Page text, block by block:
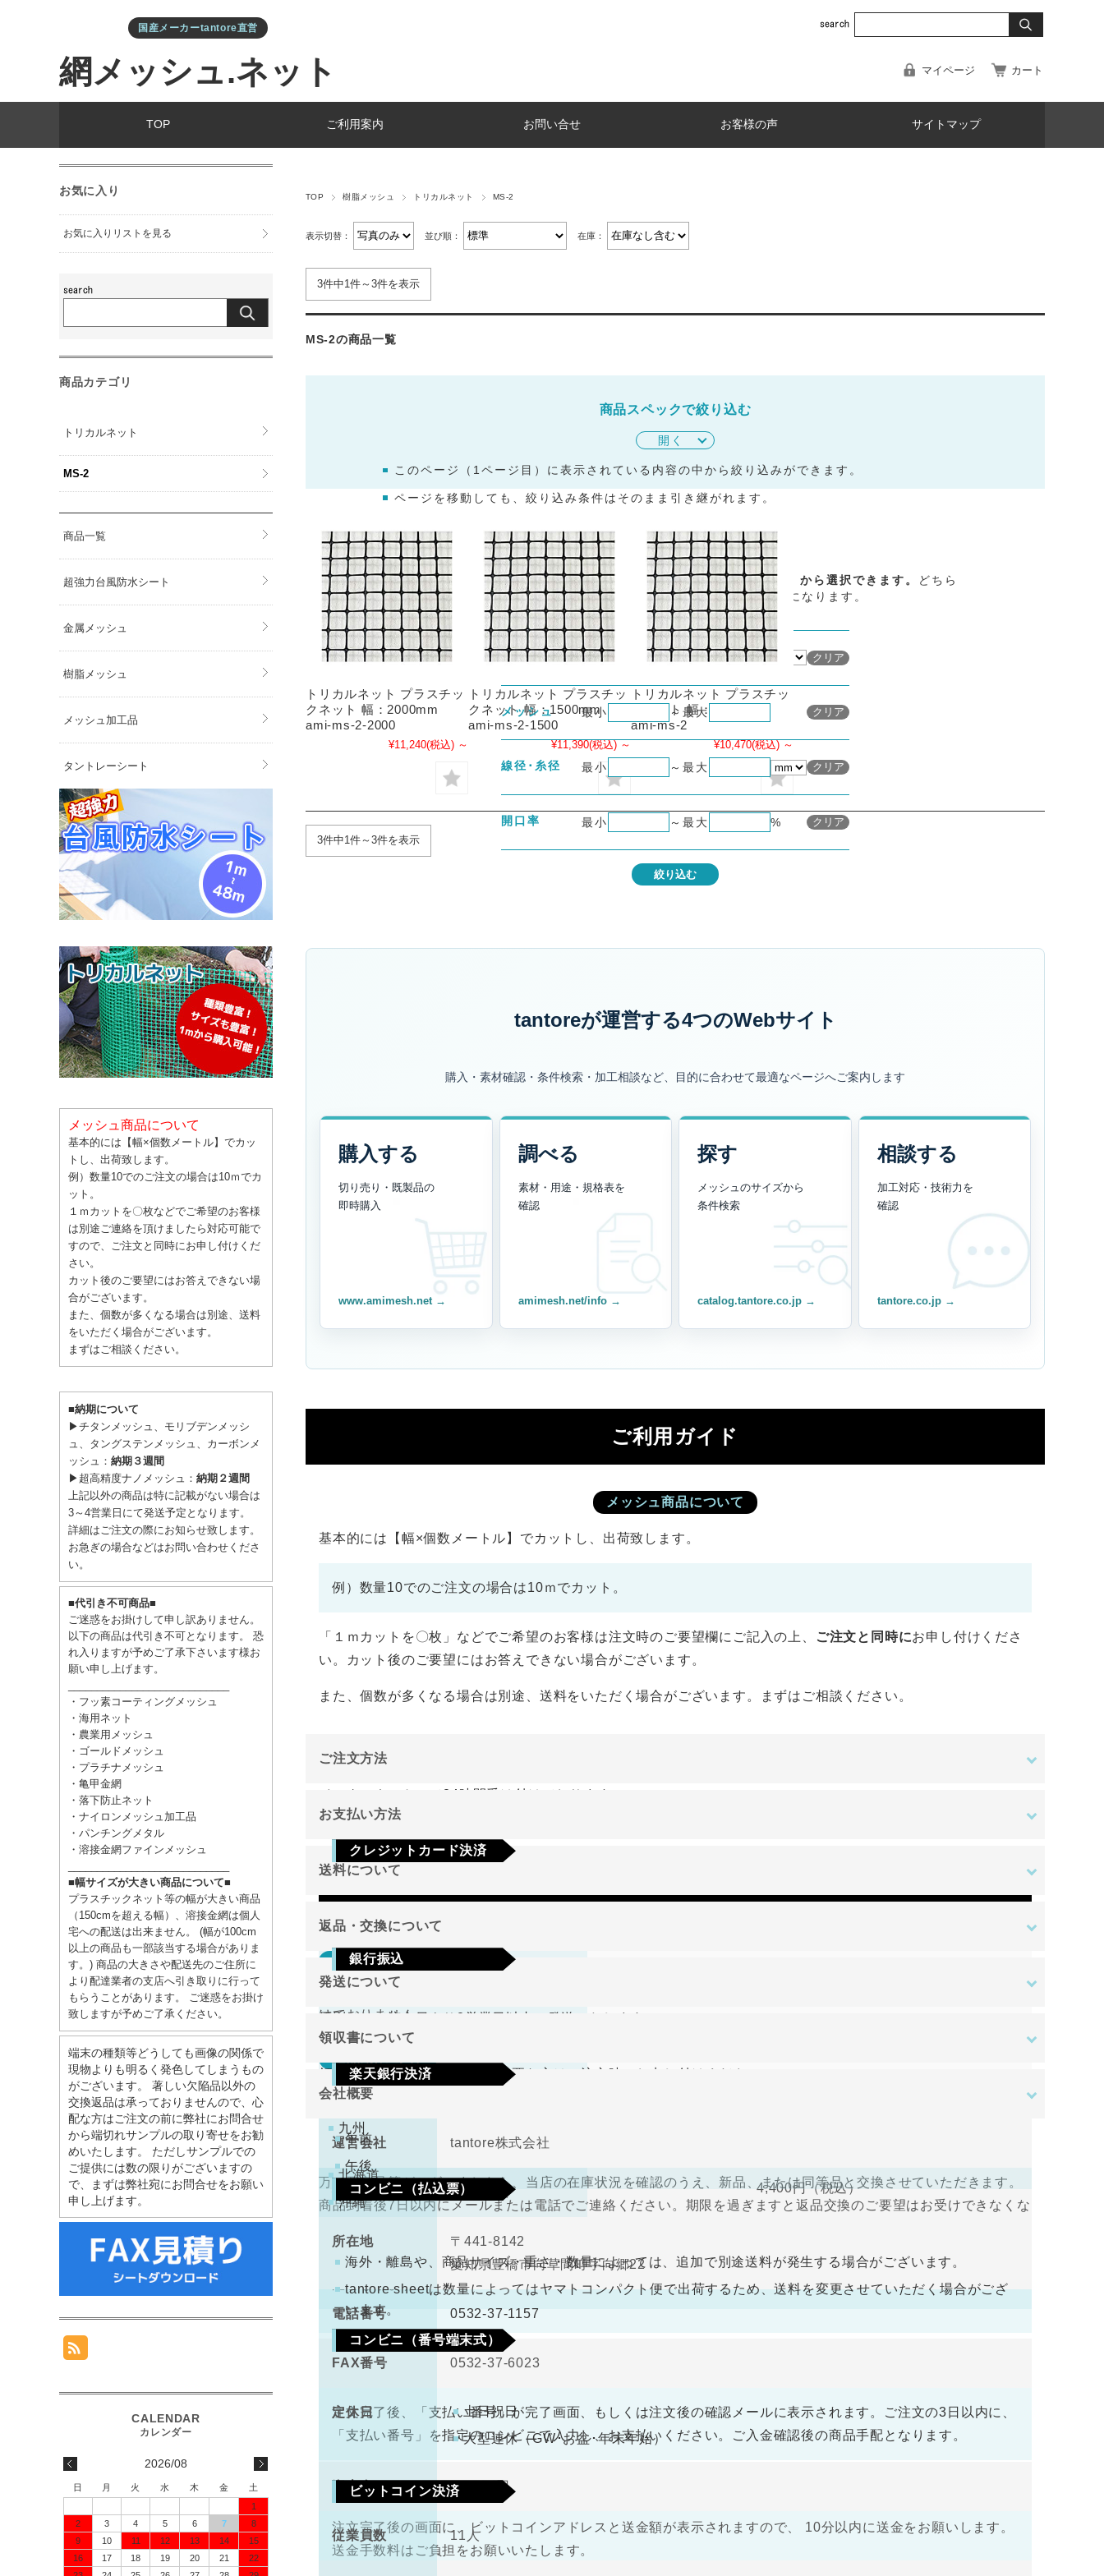
網メッシュ.ネット
国産メーカーtantore直営
マイページ カート
TOP ご利用案内 お問い合せ お客様の声 サイトマップ
TOP 樹脂メッシュ トリカルネット MS-2
表示切替： 並び順： 在庫：
3件中1件～3件を表示
MS-2の商品一覧
商品スペックで絞り込む
開く
このページ（ 1 ページ目）に表示されている内容の中から絞り込みができます。
ページを移動しても、絞り込み条件はそのまま引き継がれます。
「最大のみ」「最小のみ」片方のみの指定も可能です。
「目開き」や「線径･糸径」は、単位を プルダウンで「mm」「μm」から選択できます。
どちら
の単位で入力しても、自動的に換算され、両方の表記の商品が対象になります。
目開き 最小 ～最大 メッシュの絞り込み条件を
クリア
メッシュ 最小 ～ 最大 メッシュの絞り込み条件を
クリア
線径･糸径 最小 ～ 最大 メッシュの絞り込み条件を
クリア
開口率 最小 ～ 最大 % メッシュの絞り込み条件を
クリア
絞り込む
トリカルネット プラスチッ
クネット 幅：2000mm
ami-ms-2-2000
¥11,240(税込) ～
トリカルネット プラスチッ
クネット 幅：1500mm
ami-ms-2-1500
¥11,390(税込) ～
トリカルネット プラスチッ
クネット 幅：1000mm
ami-ms-2
¥10,470(税込) ～
3件中1件～3件を表示
tantoreが運営する4つのWebサイト
購入・素材確認・条件検索・加工相談など、目的に合わせて最適なページへご案内します
購入する
切り売り・既製品の
即時購入
www.amimesh.net →
調べる
素材・用途・規格表を
確認
amimesh.net/info →
探す
メッシュのサイズから
条件検索
catalog.tantore.co.jp →
相談する
加工対応・技術力を
確認
tantore.co.jp →
ご利用ガイド
メッシュ商品について
基本的には【幅×個数メートル】でカットし、出荷致します。
例）数量10でのご注文の場合は10ｍでカット。
「１ｍカットを〇枚」などでご希望のお客様は注文時のご要望欄にご記入の上、 ご注文と同時にお申し付けくださ
い。カット後のご要望にはお答えできない場合がございます。
また、個数が多くなる場合は別途、送料をいただく場合がございます。まずはご相談ください。
ご注文方法
インターネットにて24時間受け付けております。
お支払い方法
クレジットカード決済
Visa Mastercard JCB AMEX Diners
銀行振込
金確認後から4～5日営業日以内の商品手配となります。手数料はご負担をお願いいたします。
楽天銀行決済
ください。手数料はご負担をお願いいたします。
コンビニ（払込票）
コンビニ払込票が郵送で届きます。決済依頼日より6日以内にご入金をお願い致します。ご入金確認後の商品手
配となります。
コンビニ（番号端末式）
注文完了後、「支払い番号」が完了画面、もしくは注文後の確認メールに表示されます。ご注文の3日以内に、
「支払い番号」を指定のコンビニで入力し、お支払いください。ご入金確認後の商品手配となります。
ビットコイン決済
注文完了後の画面に、ビットコインアドレスと送金額が表示されますので、 10分以内に送金をお願いします。
送金手数料はご負担をお願いいたします。
送料について
地域
東北
関東
近畿
中国
四国
九州
北海道
沖縄
4,400円（税込）
海外・離島や、商品サイズ・重さ・数量によっては、追加で別途送料が発生する場合がございます。
tantore sheetは数量によってはヤマトコンパクト便で出荷するため、送料を変更させていただく場合がござ
います。
返品・交換について
返品期限･条件
切り売り商品やメーカー取り寄せ商品の場合、著しく商品に欠陥がある場合を除き、原則として返品交換を受け付
けておりません。
切り売り商品やメーカー取り寄せ商品の場合、著しく商品に欠陥がある場合を除き、原則として返品交換を受け付
不良品
万一不良品等がございましたら、当店の在庫状況を確認のうえ、新品、または同等品と交換させていただきます。
商品到着後7日以内にメールまたは電話でご連絡ください。期限を過ぎますと返品交換のご要望はお受けできなくな
発送について
原則として注文日より2営業日以内に発送いたします。
下記の選択肢からご希望の配送時間をご指定頂けます。
午前
午後
領収書について
領収書（納品書、請求書）が必要な方はご注文時にお申し付けください。
会社概要
運営会社 tantore株式会社
代表取締役 中河原 毅
所在地
〒441-8142
愛知県豊橋市向草間町字向郷22
電話番号 0532-37-1157
FAX番号 0532-37-6023
定休日
土日祝日
大型連休（GW･お盆･年末年始）
資本金 1000万円
従業員数 11人
お気に入り
お気に入りリストを見る
商品カテゴリ
トリカルネット
MS-2
商品一覧
超強力台風防水シート
金属メッシュ
樹脂メッシュ
メッシュ加工品
タントレーシート
メッシュ商品について
基本的には【幅×個数メートル】でカッ
トし、出荷致します。
例）数量10でのご注文の場合は10ｍでカ
ット。
１ｍカットを〇枚などでご希望のお客様
は別途ご連絡を頂けましたら対応可能で
すので、ご注文と同時にお申し付けくだ
さい。
カット後のご要望にはお答えできない場
合がございます。
また、個数が多くなる場合は別途、送料
をいただく場合がございます。
まずはご相談ください。
■納期について
▶チタンメッシュ、モリブデンメッシ
ュ、タングステンメッシュ、カーボンメ
ッシュ： 納期３週間
▶超高精度ナノメッシュ： 納期２週間
上記以外の商品は特に記載がない場合は
3～4営業日にて発送予定となります。
詳細はご注文の際にお知らせ致します。
お急ぎの場合などはお問い合わせくださ
い。
■代引き不可商品■
ご迷惑をお掛けして申し訳ありません。
以下の商品は代引き不可となります。 恐
れ入りますが予めご了承下さいます様お
願い申し上げます。
・フッ素コーティングメッシュ
・海用ネット
・農業用メッシュ
・ゴールドメッシュ
・プラチナメッシュ
・亀甲金網
・落下防止ネット
・ナイロンメッシュ加工品
・パンチングメタル
・溶接金網ファインメッシュ
■幅サイズが大きい商品について■
プラスチックネット等の幅が大きい商品
（150cmを超える幅）、溶接金網は個人
宅への配送は出来ません。 (幅が100cm
以上の商品も一部該当する場合がありま
す。) 商品の大きさや配送先のご住所に
より配達業者の支店へ引き取りに行って
もらうことがあります。 ご迷惑をお掛け
致しますが予めご了承ください。
端末の種類等どうしても画像の関係で
現物よりも明るく発色してしまうもの
がございます。 著しい欠陥品以外の
交換返品は承っておりませんので、心
配な方はご注文の前に弊社にお問合せ
から端切れサンプルの取り寄せをお勧
めいたします。 ただしサンプルでの
ご提供には数の限りがございますの
で、まずは弊社宛にお問合せをお願い
申し上げます。
2026/08
日 月 火 水 木 金
土
1
2
3 4 5 6 7
8
9
10 11 12 13 14
15
16
17 18 19 20 21
22